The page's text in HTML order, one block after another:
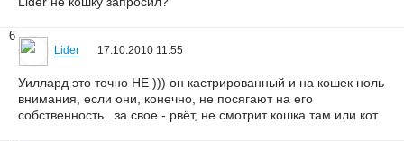
6
Lider 17.10.2010 11:55
Уиллард это точно НЕ ))) он кастрированный и на кошек ноль
внимания, если они, конечно, не посягают на его
собственность.. за свое - рвёт, не смотрит кошка там или кот